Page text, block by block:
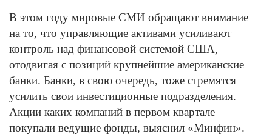
В этом году мировые СМИ обращают внимание
на то, что управляющие активами усиливают
контроль над финансовой системой США,
отодвигая с позиций крупнейшие американские
банки. Банки, в свою очередь, тоже стремятся
усилить свои инвестиционные подразделения.
Акции каких компаний в первом квартале
покупали ведущие фонды, выяснил «Минфин».